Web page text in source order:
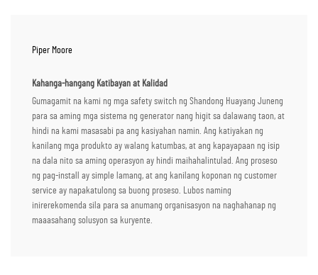
Piper Moore
Kahanga-hangang Katibayan at Kalidad
Gumagamit na kami ng mga safety switch ng Shandong Huayang Juneng
para sa aming mga sistema ng generator nang higit sa dalawang taon, at
hindi na kami masasabi pa ang kasiyahan namin. Ang katiyakan ng
kanilang mga produkto ay walang katumbas, at ang kapayapaan ng isip
na dala nito sa aming operasyon ay hindi maihahalintulad. Ang proseso
ng pag-install ay simple lamang, at ang kanilang koponan ng customer
service ay napakatulong sa buong proseso. Lubos naming
inirerekomenda sila para sa anumang organisasyon na naghahanap ng
maaasahang solusyon sa kuryente.